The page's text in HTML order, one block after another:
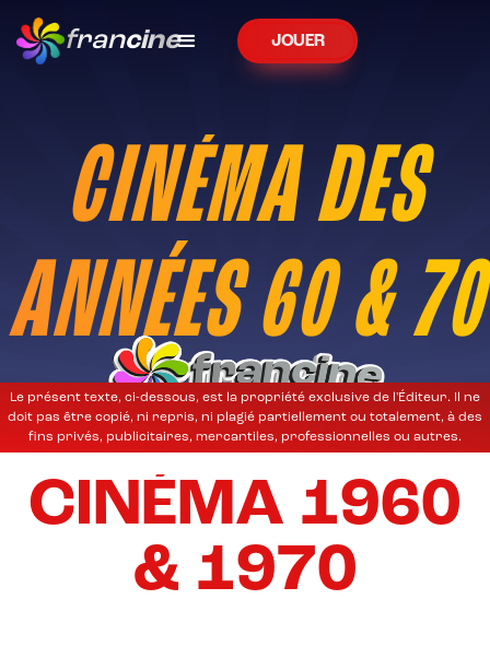
francine JOUER
CINÉMA DES
ANNÉES 60 & 70
Le présent texte, ci-dessous, est la propriété exclusive de l'Éditeur. Il ne
doit pas être copié, ni repris, ni plagié partiellement ou totalement, à des
fins privés, publicitaires, mercantiles, professionnelles ou autres.
CINÉMA 1960
& 1970